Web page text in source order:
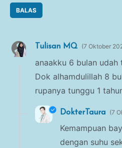
BALAS
Tulisan MQ 7 Oktober
anaakku 6 bulan
Dok alhamdulillah 8
rupanya tunggu 1
DokterTaura 7
Kemampuan
dengan suhu